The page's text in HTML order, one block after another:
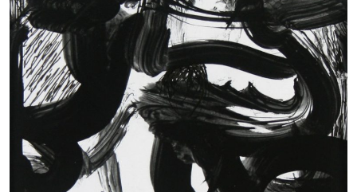
Œuvres
Textes
Biographie
Livres